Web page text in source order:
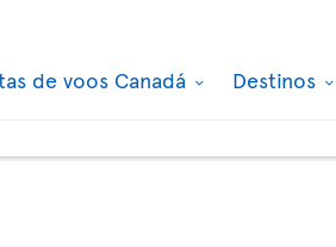
de voos Canadá Destinos